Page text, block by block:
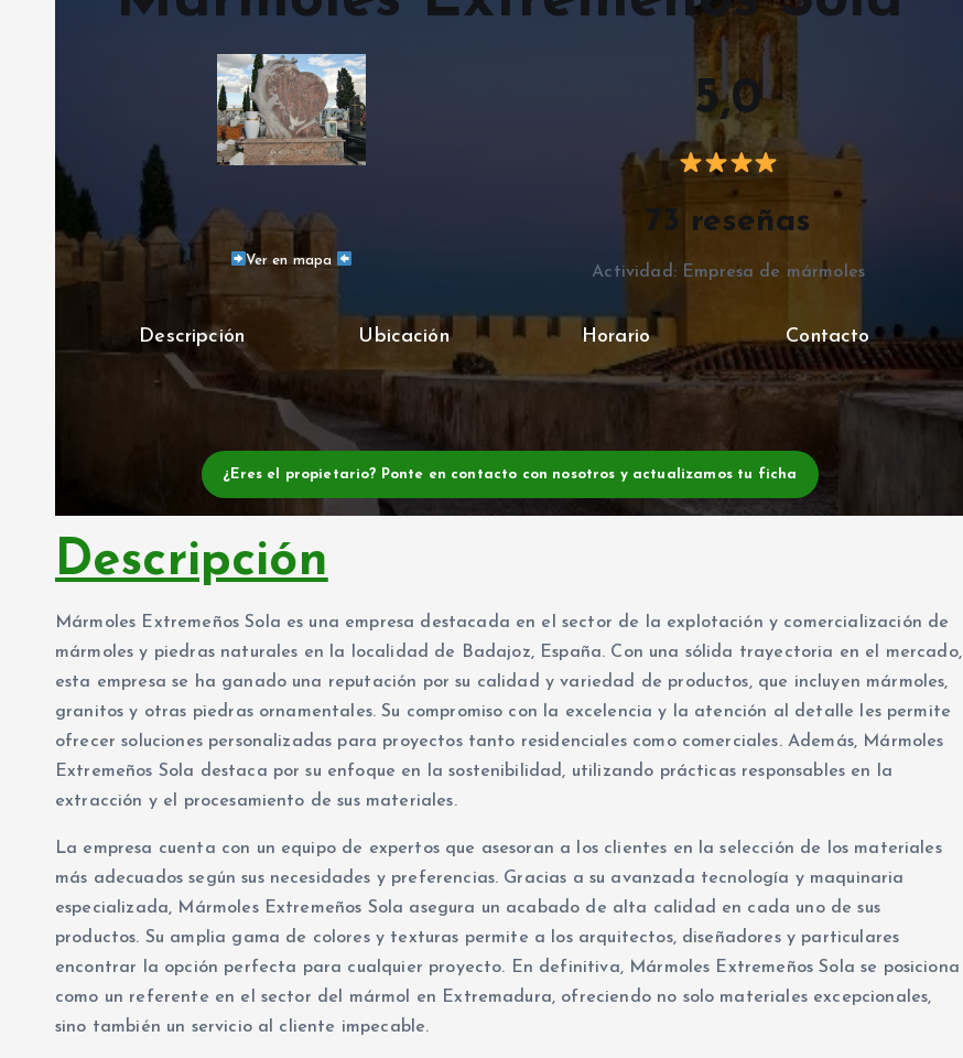
Ver en mapa
5,0
73 reseñas
Actividad: Empresa de mármoles
Descripción Ubicación Horario Contacto
¿Eres el propietario? Ponte en contacto con nosotros y actualizamos tu ficha
Descripción
Mármoles Extremeños Sola es una empresa destacada en el sector de la explotación y comercialización de
mármoles y piedras naturales en la localidad de Badajoz, España. Con una sólida trayectoria en el mercado,
esta empresa se ha ganado una reputación por su calidad y variedad de productos, que incluyen mármoles,
granitos y otras piedras ornamentales. Su compromiso con la excelencia y la atención al detalle les permite
ofrecer soluciones personalizadas para proyectos tanto residenciales como comerciales. Además, Mármoles
Extremeños Sola destaca por su enfoque en la sostenibilidad, utilizando prácticas responsables en la
extracción y el procesamiento de sus materiales.
La empresa cuenta con un equipo de expertos que asesoran a los clientes en la selección de los materiales
más adecuados según sus necesidades y preferencias. Gracias a su avanzada tecnología y maquinaria
especializada, Mármoles Extremeños Sola asegura un acabado de alta calidad en cada uno de sus
productos. Su amplia gama de colores y texturas permite a los arquitectos, diseñadores y particulares
encontrar la opción perfecta para cualquier proyecto. En definitiva, Mármoles Extremeños Sola se posiciona
como un referente en el sector del mármol en Extremadura, ofreciendo no solo materiales excepcionales,
sino también un servicio al cliente impecable.